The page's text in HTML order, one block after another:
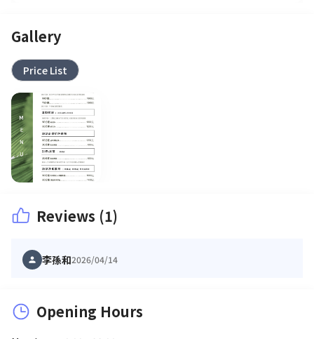
Gallery
Price List
Reviews (1)
李孫和2026/04/14
Opening Hours